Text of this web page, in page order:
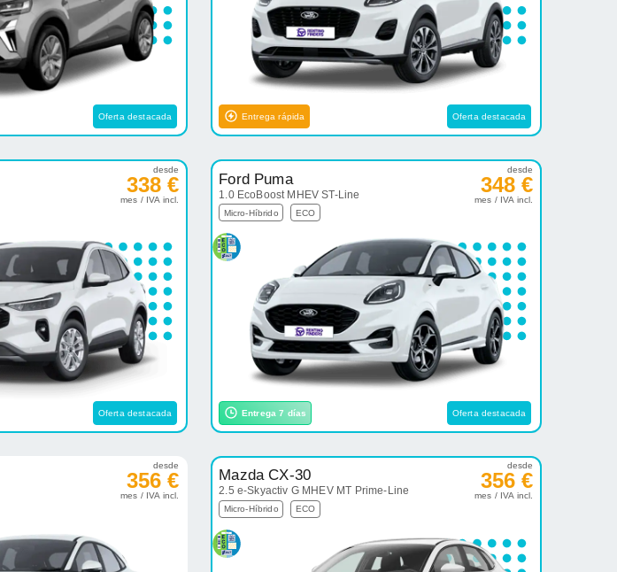
Oferta destacada Entrega rápida Oferta destacada
desde
338 €
mes / IVA incl.
Oferta destacada
Ford Puma
1.0 EcoBoost MHEV ST-Line
Micro-Híbrido ECO
desde
348 €
mes / IVA incl.
Entrega 7 días Oferta destacada
desde
356 €
mes / IVA incl.
Mazda CX-30
2.5 e-Skyactiv G MHEV MT Prime-Line
Micro-Híbrido ECO
desde
356 €
mes / IVA incl.